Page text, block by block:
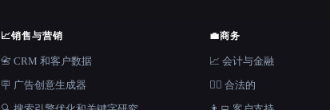
📈销售与营销
📇 CRM 和客户数据
🪧 广告创意生成器
💼商务
📈 会计与金融
👩‍⚖️ 合法的